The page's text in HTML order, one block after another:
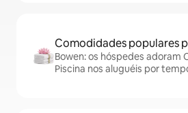
Comodidades populares
Bowen: os hóspedes adoram
Piscina nos aluguéis por